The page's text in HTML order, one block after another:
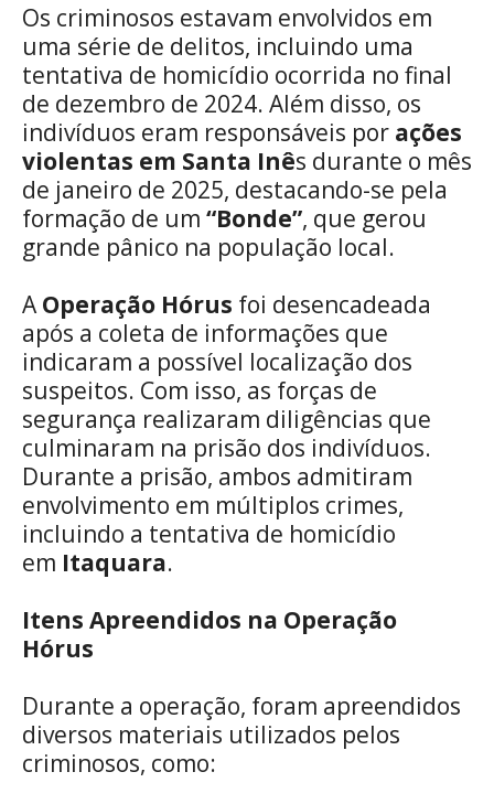
Os criminosos estavam envolvidos em
uma série de delitos, incluindo uma
tentativa de homicídio ocorrida no final
de dezembro de 2024. Além disso, os
indivíduos eram responsáveis por ações
violentas em Santa Inês durante o mês
de janeiro de 2025, destacando-se pela
formação de um “Bonde”, que gerou
grande pânico na população local.
A Operação Hórus foi desencadeada
após a coleta de informações que
indicaram a possível localização dos
suspeitos. Com isso, as forças de
segurança realizaram diligências que
culminaram na prisão dos indivíduos.
Durante a prisão, ambos admitiram
envolvimento em múltiplos crimes,
incluindo a tentativa de homicídio
em Itaquara.
Itens Apreendidos na Operação
Hórus
Durante a operação, foram apreendidos
diversos materiais utilizados pelos
criminosos, como: